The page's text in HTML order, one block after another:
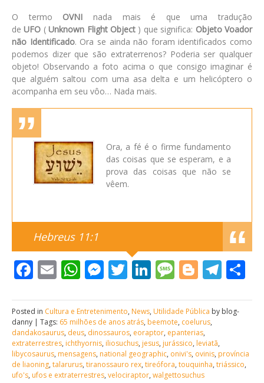
O termo OVNI nada mais é que uma tradução
de UFO ( Unknown Flight Object ) que significa: Objeto Voador
não Identificado. Ora se ainda não foram identificados como
podemos dizer que são extraterrenos? Poderia ser qualquer
objeto! Observando a foto acima o que consigo imaginar é
que alguém saltou com uma asa delta e um helicóptero o
acompanha em seu vôo… Nada mais.
Ora, a fé é o firme fundamento
das coisas que se esperam, e a
prova das coisas que não se
vêem.
Hebreus 11:1
Facebook
EmailWhatsApp
Messenger
Twitter
LinkedIn
Message
Posted in Cultura e Entretenimento, News, Utilidade Pública by blog-
danny | Tags: 65 milhões de anos atrás, beemote, coelurus,
dandakosaurus, deus, dinossauros, eoraptor, epanterias,
extraterrestres, ichthyornis, iliosuchus, jesus, jurássico, leviatã,
libycosaurus, mensagens, national geographic, onivi's, ovinis, província
de liaoning, talarurus, tiranossauro rex, tireófora, touquinha, triássico,
ufo's, ufos e extraterrestres, velociraptor, walgettosuchus